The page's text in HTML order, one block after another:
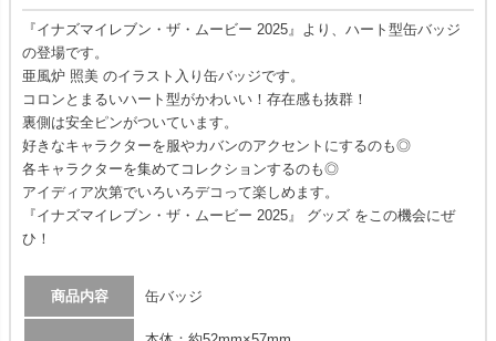
『イナズマイレブン・ザ・ムービー 2025』より、ハート型缶バッジ
の登場です。
亜風炉 照美 のイラスト入り缶バッジです。
コロンとまるいハート型がかわいい！存在感も抜群！
裏側は安全ピンがついています。
好きなキャラクターを服やカバンのアクセントにするのも◎
各キャラクターを集めてコレクションするのも◎
アイディア次第でいろいろデコって楽しめます。
『イナズマイレブン・ザ・ムービー 2025』 グッズ をこの機会にぜ
ひ！
商品内容 缶バッジ